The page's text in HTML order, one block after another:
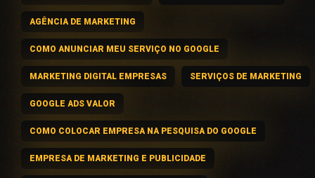
AGÊNCIA DE MARKETING
COMO ANUNCIAR MEU SERVIÇO NO GOOGLE
MARKETING DIGITAL EMPRESAS SERVIÇOS DE MARKETING
GOOGLE ADS VALOR
COMO COLOCAR EMPRESA NA PESQUISA DO GOOGLE
EMPRESA DE MARKETING E PUBLICIDADE